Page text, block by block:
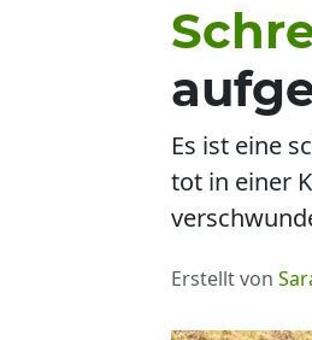
Es ist eine
tot in einer
Erstellt von